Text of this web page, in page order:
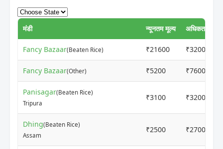
मंडी न्यूनतम मूल्य अधिकतम मूल्य
Fancy Bazaar(Beaten Rice) ₹21600 ₹32000
Fancy Bazaar(Other) ₹5200 ₹7600
Panisagar(Beaten Rice)
Tripura
₹3100 ₹3200
Dhing(Beaten Rice)
Assam
₹2500 ₹2700